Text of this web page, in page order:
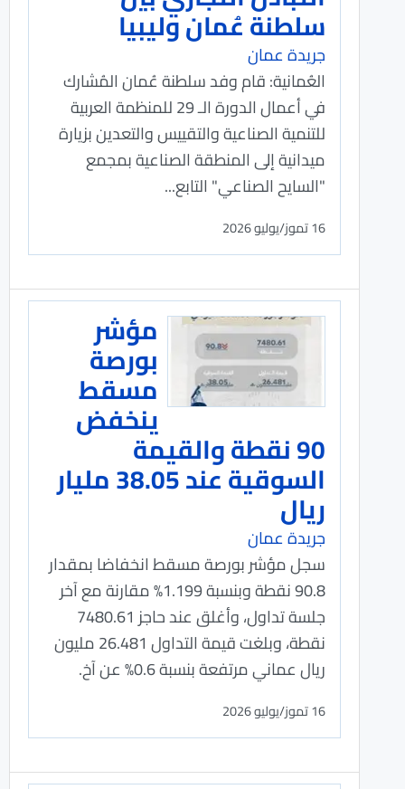
سلطنة عُمان وليبيا
جريدة عمان
العُمانية: قام وفد سلطنة عُمان المُشارك
في أعمال الدورة الـ 29 للمنظمة العربية
للتنمية الصناعية والتقييس والتعدين بزيارة
ميدانية إلى المنطقة الصناعية بمجمع
"السايح الصناعي" التابع...
16 تموز/يوليو 2026
مؤشر
بورصة
مسقط
ينخفض
90 نقطة والقيمة
السوقية عند 38.05 مليار
ريال
جريدة عمان
سجل مؤشر بورصة مسقط انخفاضا بمقدار
90.8 نقطة وبنسبة 1.199% مقارنة مع آخر
جلسة تداول، وأغلق عند حاجز 7480.61
نقطة، وبلغت قيمة التداول 26.481 مليون
ريال عماني مرتفعة بنسبة 0.6% عن آخ.
16 تموز/يوليو 2026